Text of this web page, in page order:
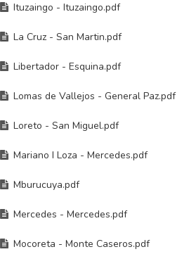
Ituzaingo - Ituzaingo.pdf
La Cruz - San Martin.pdf
Libertador - Esquina.pdf
Lomas de Vallejos - General Paz.pdf
Loreto - San Miguel.pdf
Mariano I Loza - Mercedes.pdf
Mburucuya.pdf
Mercedes - Mercedes.pdf
Mocoreta - Monte Caseros.pdf